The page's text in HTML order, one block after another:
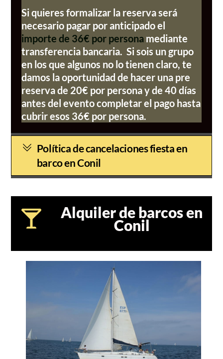
Si quieres formalizar la reserva será
necesario pagar por anticipado el
importe de 36€ por persona mediante
transferencia bancaria. Si sois un grupo
en los que algunos no lo tienen claro, te
damos la oportunidad de hacer una pre
reserva de 20€ por persona y de 40 días
antes del evento completar el pago hasta
cubrir esos 36€ por persona.
Política de cancelaciones fiesta en
barco en Conil
Alquiler de barcos en
Conil